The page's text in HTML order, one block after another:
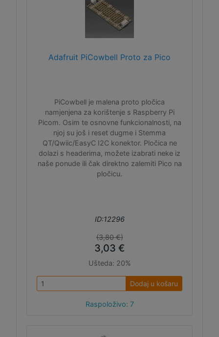
Adafruit PiCowbell Proto za Pico
PiCowbell je malena proto pločica
namjenjena za korištenje s Raspberry Pi
Picom. Osim te osnovne funkcionalnosti, na
njoj su još i reset dugme i Stemma
QT/Qwiic/EasyC I2C konektor. Pločica ne
dolazi s headerima, možete izabrati neke iz
naše ponude ili čak direktno zalemiti Pico na
pločicu.
ID:12296
(3,80 €)
3,03 €
Ušteda: 20%
Dodaj u košaru
Raspoloživo: 7